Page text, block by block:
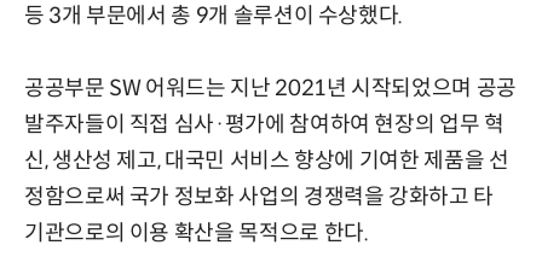
등 3개 부문에서 총 9개 솔루션이 수상했다.
공공부문 SW 어워드는 지난 2021년 시작되었으며 공공
발주자들이 직접 심사·평가에 참여하여 현장의 업무 혁
신, 생산성 제고, 대국민 서비스 향상에 기여한 제품을 선
정함으로써 국가 정보화 사업의 경쟁력을 강화하고 타
기관으로의 이용 확산을 목적으로 한다.